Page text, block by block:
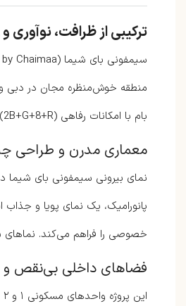
ترکیبی از ظرافت،
بام با امکانات رفاهی (2B+G+8+R) است.
معماری مدرن و طراحی
نمای بیرونی سیمفونی بای شیما
پانورامیک، یک نمای پویا و
خصوصی را فراهم می‌کند.
فضاهای داخلی بی‌نقص